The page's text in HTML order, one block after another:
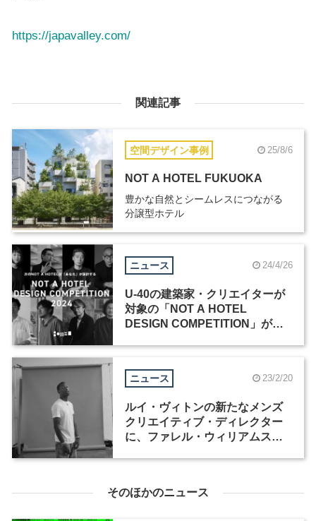
https://japavalley.com/
関連記事
空間デザイン事例 25/8/6
NOT A HOTEL FUKUOKA
豊かな自然とシームレスにつながる
分譲型ホテル
ニュース 24/4/26
U-40の建築家・クリエイターが
対象の「NOT A HOTEL
DESIGN COMPETITION」が作
ニュース 23/2/20
ルイ・ヴィトンの新たなメンズ
クリエイティブ・ディレクター
に、ファレル・ウィリアムスが
そのほかのニュース